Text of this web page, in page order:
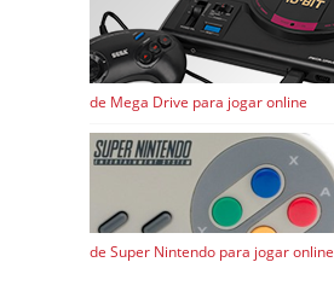
de Mega Drive para jogar online
de Super Nintendo para jogar online